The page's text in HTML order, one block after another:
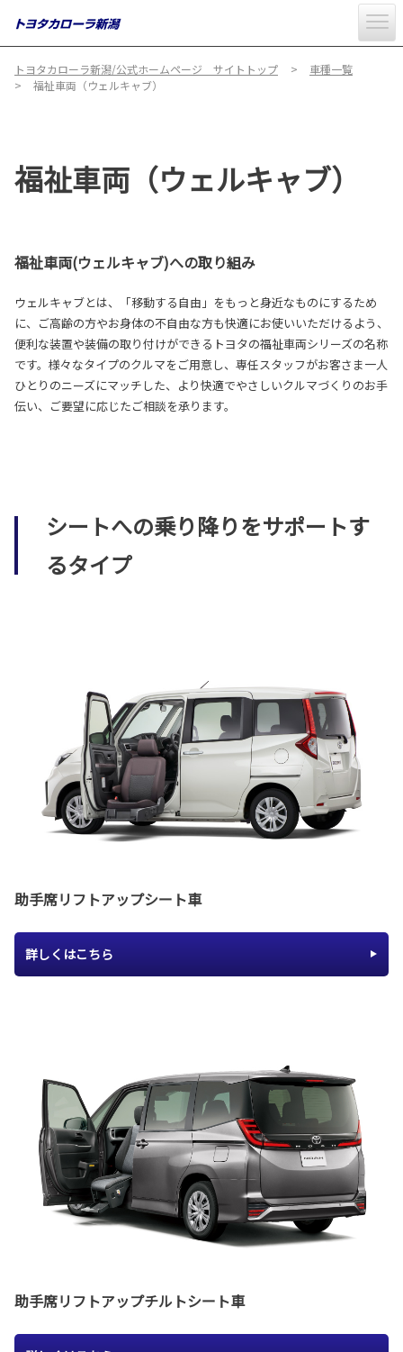
トヨタカローラ新潟/公式ホームページ サイトトップ
車種一覧
福祉車両（ウェルキャブ）
福祉車両（ウェルキャブ）
福祉車両(ウェルキャブ)への取り組み
ウェルキャブとは、「移動する自由」をもっと身近なものにするため
に、ご高齢の方やお身体の不自由な方も快適にお使いいただけるよう、
便利な装置や装備の取り付けができるトヨタの福祉車両シリーズの名称
です。様々なタイプのクルマをご用意し、専任スタッフがお客さま一人
ひとりのニーズにマッチした、より快適でやさしいクルマづくりのお手
伝い、ご要望に応じたご相談を承ります。
シートへの乗り降りをサポートす
るタイプ
助手席リフトアップシート車
詳しくはこちら
助手席リフトアップチルトシート車